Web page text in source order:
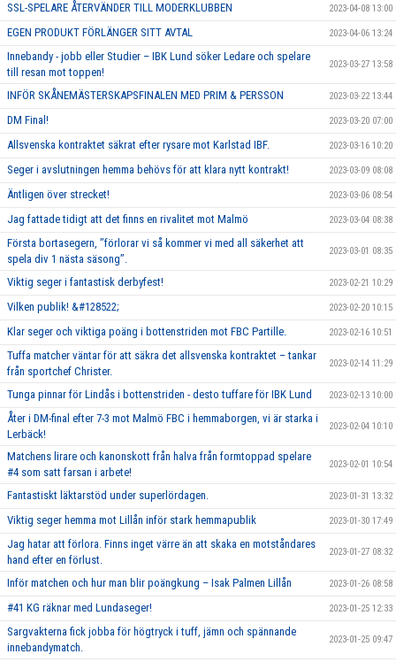
SSL-SPELARE ÅTERVÄNDER TILL MODERKLUBBEN 2023-04-08 13:00
EGEN PRODUKT FÖRLÄNGER SITT AVTAL 2023-04-06 13:24
Innebandy - jobb eller Studier – IBK Lund söker Ledare och spelare
till resan mot toppen!
2023-03-27 13:58
INFÖR SKÅNEMÄSTERSKAPSFINALEN MED PRIM & PERSSON 2023-03-22 13:44
DM Final! 2023-03-20 07:00
Allsvenska kontraktet säkrat efter rysare mot Karlstad IBF. 2023-03-16 10:20
Seger i avslutningen hemma behövs för att klara nytt kontrakt! 2023-03-09 08:08
Äntligen över strecket! 2023-03-06 08:54
Jag fattade tidigt att det finns en rivalitet mot Malmö 2023-03-04 08:38
Första bortasegern, ’’förlorar vi så kommer vi med all säkerhet att
spela div 1 nästa säsong’’.
2023-03-01 08:35
Viktig seger i fantastisk derbyfest! 2023-02-21 10:29
Vilken publik! &#128522; 2023-02-20 10:15
Klar seger och viktiga poäng i bottenstriden mot FBC Partille. 2023-02-16 10:51
Tuffa matcher väntar för att säkra det allsvenska kontraktet – tankar
från sportchef Christer.
2023-02-14 11:29
Tunga pinnar för Lindås i bottenstriden - desto tuffare för IBK Lund 2023-02-13 10:00
Åter i DM-final efter 7-3 mot Malmö FBC i hemmaborgen, vi är starka i
Lerbäck!
2023-02-04 10:10
Matchens lirare och kanonskott från halva från formtoppad spelare
#4 som satt farsan i arbete!
2023-02-01 10:54
Fantastiskt läktarstöd under superlördagen. 2023-01-31 13:32
Viktig seger hemma mot Lillån inför stark hemmapublik 2023-01-30 17:49
Jag hatar att förlora. Finns inget värre än att skaka en motståndares
hand efter en förlust.
2023-01-27 08:32
Inför matchen och hur man blir poängkung – Isak Palmen Lillån 2023-01-26 08:58
#41 KG räknar med Lundaseger! 2023-01-25 12:33
Sargvakterna fick jobba för högtryck i tuff, jämn och spännande
innebandymatch.
2023-01-25 09:47